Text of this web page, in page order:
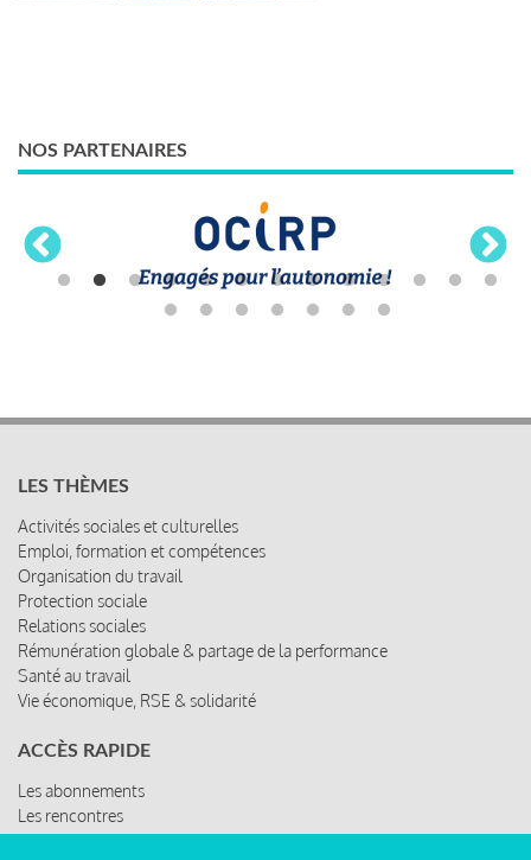
NOS PARTENAIRES
LES THÈMES
Activités sociales et culturelles
Emploi, formation et compétences
Organisation du travail
Protection sociale
Relations sociales
Rémunération globale & partage de la performance
Santé au travail
Vie économique, RSE & solidarité
ACCÈS RAPIDE
Les abonnements
Les rencontres
Les ressources